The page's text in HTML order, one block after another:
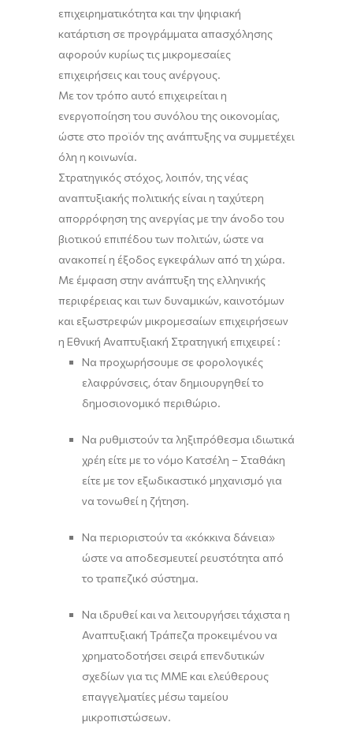
επιχειρηματικότητα και την ψηφιακή
κατάρτιση σε προγράμματα απασχόλησης
αφορούν κυρίως τις μικρομεσαίες
επιχειρήσεις και τους ανέργους.
Με τον τρόπο αυτό επιχειρείται η
ενεργοποίηση του συνόλου της οικονομίας,
ώστε στο προϊόν της ανάπτυξης να συμμετέχει
όλη η κοινωνία.
Στρατηγικός στόχος, λοιπόν, της νέας
αναπτυξιακής πολιτικής είναι η ταχύτερη
απορρόφηση της ανεργίας με την άνοδο του
βιοτικού επιπέδου των πολιτών, ώστε να
ανακοπεί η έξοδος εγκεφάλων από τη χώρα.
Με έμφαση στην ανάπτυξη της ελληνικής
περιφέρειας και των δυναμικών, καινοτόμων
και εξωστρεφών μικρομεσαίων επιχειρήσεων
η Εθνική Αναπτυξιακή Στρατηγική επιχειρεί :
Να προχωρήσουμε σε φορολογικές
ελαφρύνσεις, όταν δημιουργηθεί το
δημοσιονομικό περιθώριο.
Να ρυθμιστούν τα ληξιπρόθεσμα ιδιωτικά
χρέη είτε με το νόμο Κατσέλη – Σταθάκη
είτε με τον εξωδικαστικό μηχανισμό για
να τονωθεί η ζήτηση.
Να περιοριστούν τα «κόκκινα δάνεια»
ώστε να αποδεσμευτεί ρευστότητα από
το τραπεζικό σύστημα.
Να ιδρυθεί και να λειτουργήσει τάχιστα η
Αναπτυξιακή Τράπεζα προκειμένου να
χρηματοδοτήσει σειρά επενδυτικών
σχεδίων για τις ΜΜΕ και ελεύθερους
επαγγελματίες μέσω ταμείου
μικροπιστώσεων.